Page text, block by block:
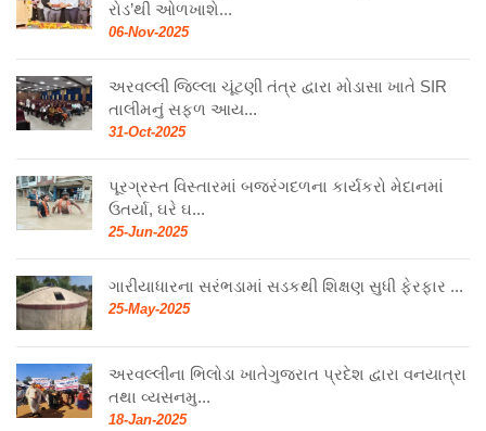
રોડ’થી ઓળખાશે...
06-Nov-2025
અરવલ્લી જિલ્લા ચૂંટણી તંત્ર દ્વારા મોડાસા ખાતે SIR
તાલીમનું સફળ આય...
31-Oct-2025
પૂરગ્રસ્ત વિસ્તારમાં બજરંગદળના કાર્યકરો મેદાનમાં
ઉતર્યા, ઘરે ઘ...
25-Jun-2025
ગારીયાધારના સરંભડામાં સડકથી શિક્ષણ સુધી ફેરફાર ...
25-May-2025
અરવલ્લીના ભિલોડા ખાતેગુજરાત પ્રદેશ દ્વારા વનયાત્રા
તથા વ્યસનમુ...
18-Jan-2025